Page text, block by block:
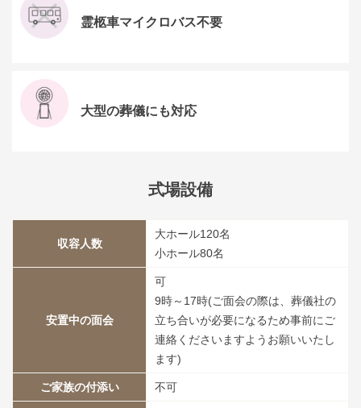
霊柩車マイクロバス不要
大型の葬儀にも対応
式場設備
収容人数
大ホール120名
小ホール80名
安置中の面会
可
9時～17時(ご面会の際は、葬儀社の
立ち合いが必要になるため事前にご
連絡くださいますようお願いいたし
ます)
ご家族の付添い 不可